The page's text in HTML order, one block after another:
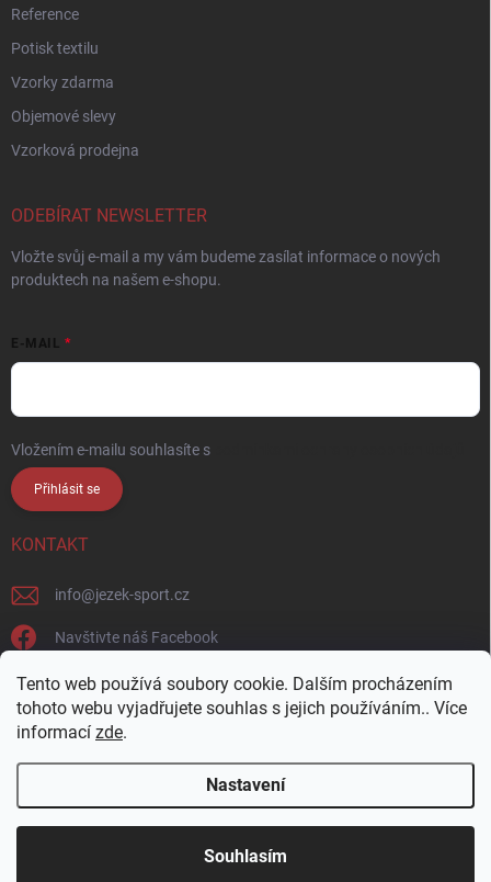
Tento web používá soubory cookie. Dalším procházením
tohoto webu vyjadřujete souhlas s jejich používáním.. Více
informací zde.
Nastavení
Souhlasím
Přijďte si vybrat osobně! Široká nabídka materiálů a
Reference
Potisk textilu
Vzorky zdarma
Objemové slevy
Vzorková prodejna
ODEBÍRAT NEWSLETTER
Vložte svůj e-mail a my vám budeme zasílat informace o nových
produktech na našem e-shopu.
E-MAIL
Vložením e-mailu souhlasíte s
Přihlásit se
KONTAKT
info@jezek-sport.cz
Navštivte náš Facebook
jezek_sport_np/
Copyright 2026Ježek sport s.r.o.. Všechna práva vyhrazena.Upravit
nastavení cookies